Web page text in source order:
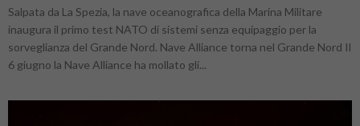
Salpata da La Spezia, la nave oceanografica della Marina Militare
inaugura il primo test NATO di sistemi senza equipaggio per la
sorveglianza del Grande Nord. Nave Alliance torna nel Grande Nord Il
6 giugno la Nave Alliance ha mollato gli...